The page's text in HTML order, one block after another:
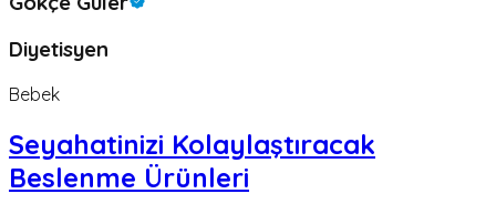
Diyetisyen
Bebek
Seyahatinizi Kolaylaştıracak
Beslenme Ürünleri